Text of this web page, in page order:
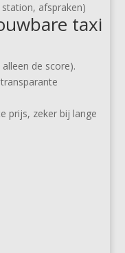
afspraken)
taxi
de score).
prijs, zeker bij lange